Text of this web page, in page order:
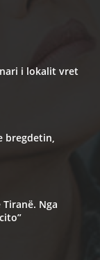
i lokalit vret
Nga